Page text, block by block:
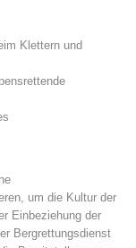
Klettern und
um die Kultur der
Einbeziehung der
Bergrettungsdienst